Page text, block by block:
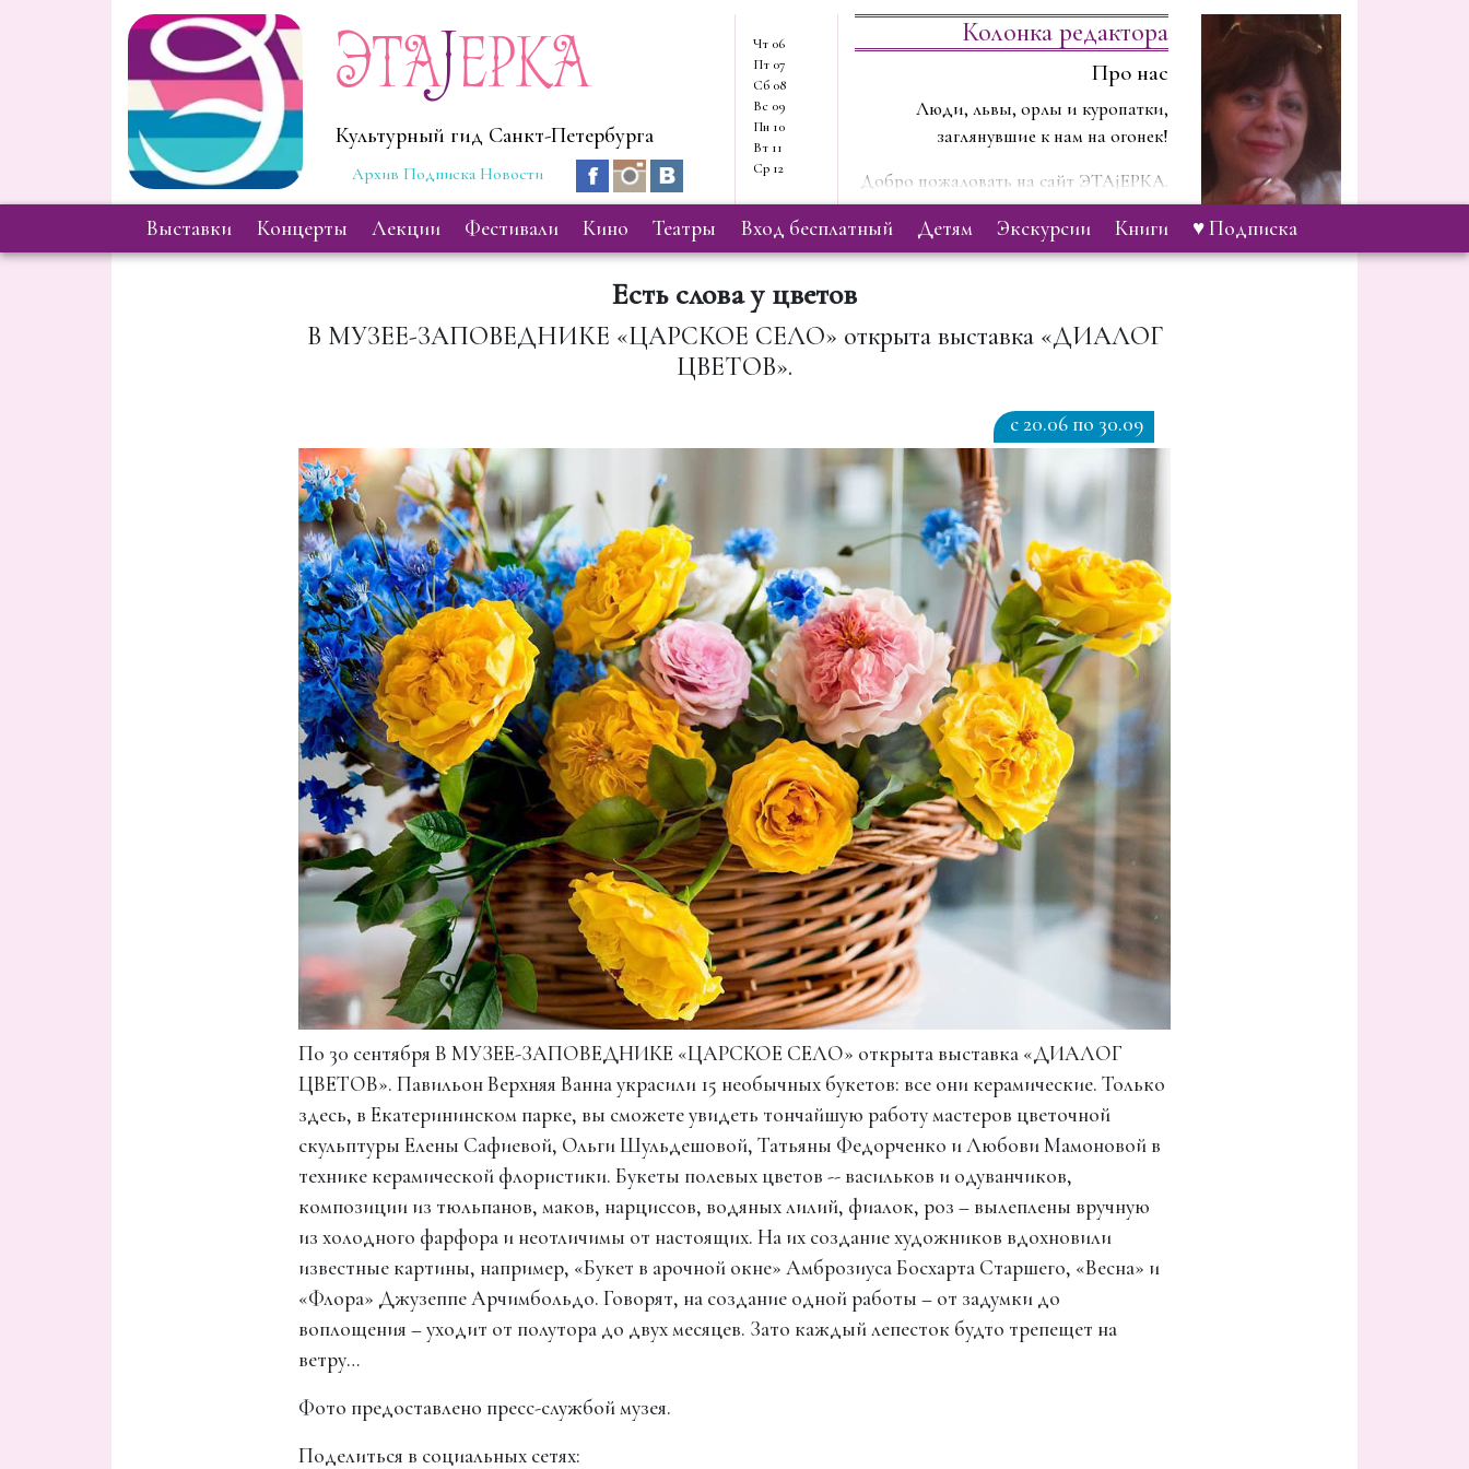
ЭтаJерка
Культурный гид Санкт-Петербурга
Архив Подписка Новости
Чт 06
Пт 07
Сб 08
Вс 09
Пн 10
Вт 11
Ср 12
Колонка редактора
Про нас
Люди, львы, орлы и куропатки,
заглянувшие к нам на огонек!
Добро пожаловать на сайт ЭТАjЕРКА.
Здесь мы будем рассказывать о …
выставки концерты лекции фестивали кино театры вход бесплатный детям экскурсии книги ♥ Подписка
Есть слова у цветов
В МУЗЕЕ-ЗАПОВЕДНИКЕ «ЦАРСКОЕ СЕЛО» открыта выставка «ДИАЛОГ
ЦВЕТОВ».
c 20.06 по 30.09
По 30 сентября В МУЗЕЕ-ЗАПОВЕДНИКЕ «ЦАРСКОЕ СЕЛО» открыта выставка «ДИАЛОГ
ЦВЕТОВ». Павильон Верхняя Ванна украсили 15 необычных букетов: все они керамические. Только
здесь, в Екатерининском парке, вы сможете увидеть тончайшую работу мастеров цветочной
скульптуры Елены Сафиевой, Ольги Шульдешовой, Татьяны Федорченко и Любови Мамоновой в
технике керамической флористики. Букеты полевых цветов -- васильков и одуванчиков,
композиции из тюльпанов, маков, нарциссов, водяных лилий, фиалок, роз – вылеплены вручную
из холодного фарфора и неотличимы от настоящих. На их создание художников вдохновили
известные картины, например, «Букет в арочной окне» Амброзиуса Босхарта Старшего, «Весна» и
«Флора» Джузеппе Арчимбольдо. Говорят, на создание одной работы – от задумки до
воплощения – уходит от полутора до двух месяцев. Зато каждый лепесток будто трепещет на
ветру…
Фото предоставлено пресс-службой музея.
Поделиться в социальных сетях: